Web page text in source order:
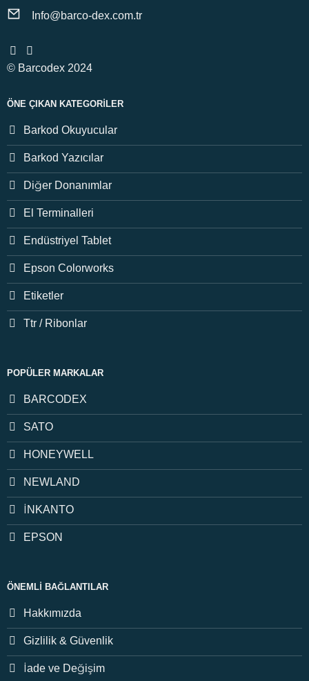
Info@barco-dex.com.tr
© Barcodex 2024
ÖNE ÇIKAN KATEGORILER
Barkod Okuyucular
Barkod Yazıcılar
Diğer Donanımlar
El Terminalleri
Endüstriyel Tablet
Epson Colorworks
Etiketler
Ttr / Ribonlar
POPÜLER MARKALAR
BARCODEX
SATO
HONEYWELL
NEWLAND
İNKANTO
EPSON
ÖNEMLI BAĞLANTILAR
Hakkımızda
Gizlilik & Güvenlik
İade ve Değişim